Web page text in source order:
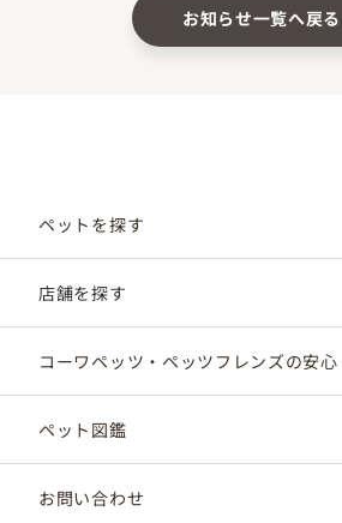
お知らせ一覧へ戻る
ペットを探す
店舗を探す
コーワペッツ・ペッツフレンズの安心
ペット図鑑
お問い合わせ